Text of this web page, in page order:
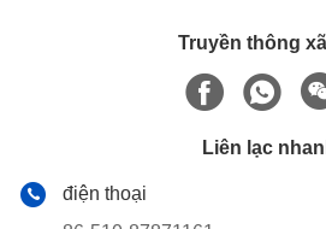
Truyền thông
Liên lạc
điện thoại